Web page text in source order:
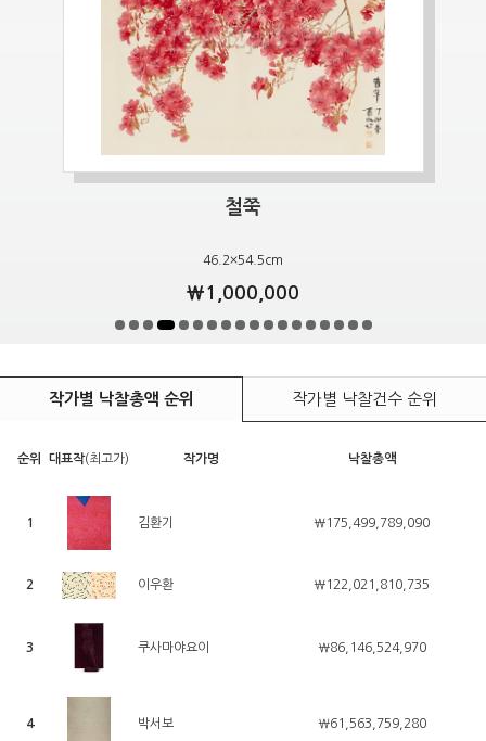
호수와 가족
53×65.1cm
￦2,200,000
작가별 낙찰총액 순위 작가별 낙찰건수 순위
순위 대표작(최고가) 작가명 낙찰총액
1 김환기 ￦175,499,789,090
2 이우환 ￦122,021,810,735
3 쿠사마야요이 ￦86,146,524,970
4 박서보 ￦61,563,759,280